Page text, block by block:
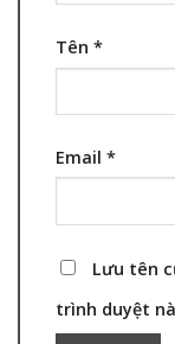
Tên *
Email *
Lưu tên
trình duyệt